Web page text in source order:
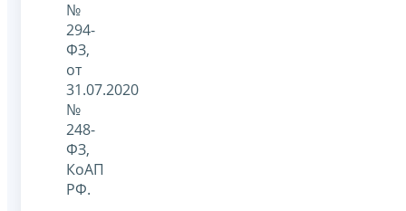
№
294-
ФЗ,
от
31.07.2020
№
248-
ФЗ,
КоАП
РФ.